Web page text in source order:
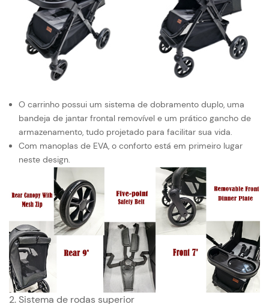
O carrinho possui um sistema de dobramento duplo, uma
bandeja de jantar frontal removível e um prático gancho de
armazenamento, tudo projetado para facilitar sua vida.
Com manoplas de EVA, o conforto está em primeiro lugar
neste design.
2. Sistema de rodas superior